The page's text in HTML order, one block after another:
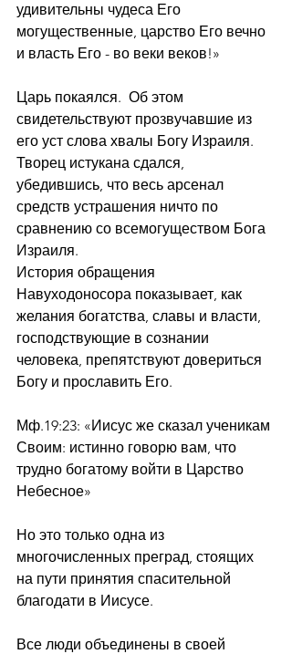
удивительны чудеса Его
могущественные, царство Его вечно
и власть Его - во веки веков!»
Царь покаялся.  Об этом
свидетельствуют прозвучавшие из
его уст слова хвалы Богу Израиля.
Творец истукана сдался,
убедившись, что весь арсенал
средств устрашения ничто по
сравнению со всемогуществом Бога
Израиля.
История обращения
Навуходоносора показывает, как
желания богатства, славы и власти,
господствующие в сознании
человека, препятствуют довериться
Богу и прославить Его.
Мф.19:23: «Иисус же сказал ученикам
Своим: истинно говорю вам, что
трудно богатому войти в Царство
Небесное»
Но это только одна из
многочисленных преград, стоящих
на пути принятия спасительной
благодати в Иисусе.
Все люди объединены в своей